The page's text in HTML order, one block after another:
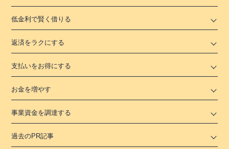
低金利で賢く借りる
返済をラクにする
支払いをお得にする
お金を増やす
事業資金を調達する
過去のPR記事